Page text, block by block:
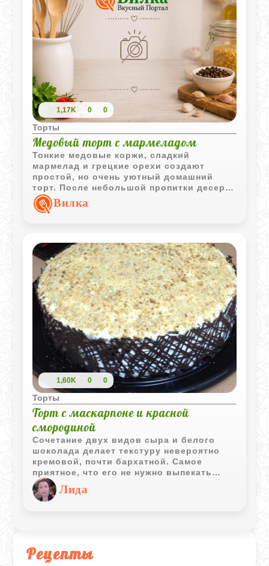
Рецепты
1,17K 0 0
Торты
Медовый торт с мармеладом
Тонкие медовые коржи, сладкий
мармелад и грецкие орехи создают
простой, но очень уютный домашний
торт. После небольшой пропитки десерт
становится мягким и особенно
ароматным.
Вилка
1,60K 0 0
Торты
Торт с маскарпоне и красной
смородиной
Сочетание двух видов сыра и белого
шоколада делает текстуру невероятно
кремовой, почти бархатной. Самое
приятное, что его не нужно выпекать
(если у вас уже есть готовая крошка), а
выглядит он при этом как из дорогой
кондитерской. Смородина здесь
хорошенько застыть в холодильнике,
чтобы каждый кусочек держал форму.
Лида